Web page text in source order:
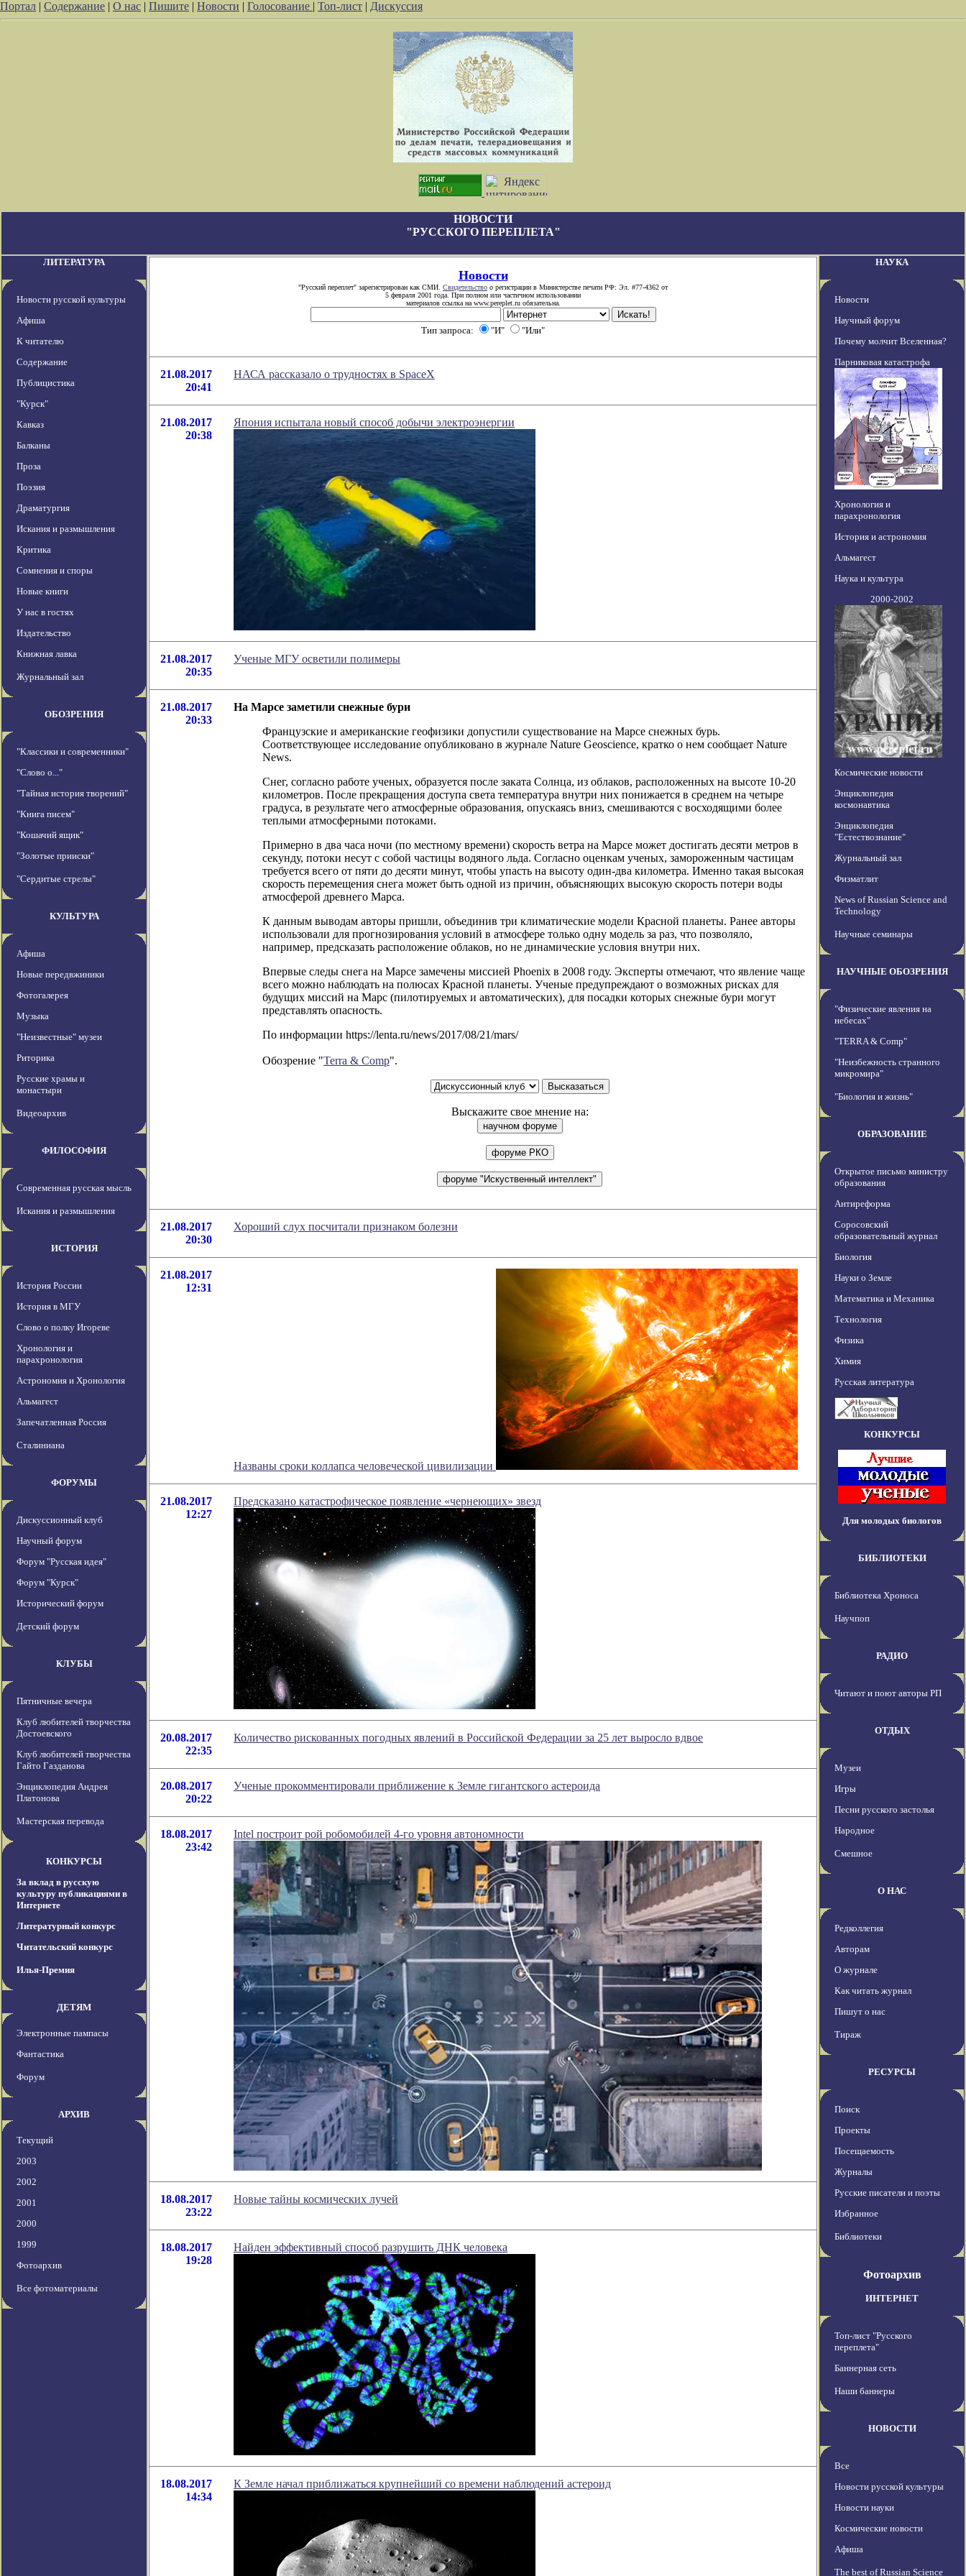
Портал | Содержание | О нас | Пишите | Новости | Голосование | Топ-лист | Дискуссия
НОВОСТИ
"РУССКОГО ПЕРЕПЛЕТА"
ЛИТЕРАТУРА
Новости русской культуры
Афиша
К читателю
Содержание
Публицистика
"Курск"
Кавказ
Балканы
Проза
Поэзия
Драматургия
Искания и размышления
Критика
Сомнения и споры
Новые книги
У нас в гостях
Издательство
Книжная лавка
Журнальный зал
ОБОЗРЕНИЯ
"Классики и современники"
"Слово о..."
"Тайная история творений"
"Книга писем"
"Кошачий ящик"
"Золотые прииски"
"Сердитые стрелы"
КУЛЬТУРА
Афиша
Новые передвжиники
Фотогалерея
Музыка
"Неизвестные" музеи
Риторика
Русские храмы и
монастыри
Видеоархив
ФИЛОСОФИЯ
Современная русская мысль
Искания и размышления
ИСТОРИЯ
История России
История в МГУ
Слово о полку Игореве
Хронология и
парахронология
Астрономия и Хронология
Альмагест
Запечатленная Россия
Сталиниана
ФОРУМЫ
Дискуссионный клуб
Научный форум
Форум "Русская идея"
Форум "Курск"
Исторический форум
Детский форум
КЛУБЫ
Пятничные вечера
Клуб любителей творчества
Достоевского
Клуб любителей творчества
Гайто Газданова
Энциклопедия Андрея
Платонова
Мастерская перевода
КОНКУРСЫ
За вклад в русскую
культуру публикациями в
Интернете
Литературный конкурс
Читательский конкурс
Илья-Премия
ДЕТЯМ
Электронные пампасы
Фантастика
Форум
АРХИВ
Текущий
2003
2002
2001
2000
1999
Фотоархив
Все фотоматериалы
Новости
"Русский переплет" зарегистрирован как СМИ. Свидетельство о регистрации в Министерстве печати РФ: Эл. #77-4362 от
5 февраля 2001 года. При полном или частичном использовании
материалов ссылка на www.pereplet.ru обязательна.
Тип запроса: "И" "Или"
21.08.2017
20:41
НАСА рассказало о трудностях в SpaceX
21.08.2017
20:38
Япония испытала новый способ добычи электроэнергии
21.08.2017
20:35
Ученые МГУ осветили полимеры
21.08.2017
20:33
На Марсе заметили снежные бури
Французские и американские геофизики допустили существование на Марсе снежных бурь.
Соответствующее исследование опубликовано в журнале Nature Geoscience, кратко о нем сообщает Nature
News.
Снег, согласно работе ученых, образуется после заката Солнца, из облаков, расположенных на высоте 10-20
километров. После прекращения доступа света температура внутри них понижается в среднем на четыре
градуса, в результате чего атмосферные образования, опускаясь вниз, смешиваются с восходящими более
теплыми атмосферными потоками.
Примерно в два часа ночи (по местному времени) скорость ветра на Марсе может достигать десяти метров в
секунду, потоки несут с собой частицы водяного льда. Согласно оценкам ученых, замороженным частицам
требуется всего от пяти до десяти минут, чтобы упасть на высоту один-два километра. Именно такая высокая
скорость перемещения снега может быть одной из причин, объясняющих высокую скорость потери воды
атмосферой древнего Марса.
К данным выводам авторы пришли, объединив три климатические модели Красной планеты. Ранее авторы
использовали для прогнозирования условий в атмосфере только одну модель за раз, что позволяло,
например, предсказать расположение облаков, но не динамические условия внутри них.
Впервые следы снега на Марсе замечены миссией Phoenix в 2008 году. Эксперты отмечают, что явление чаще
всего можно наблюдать на полюсах Красной планеты. Ученые предупреждают о возможных рисках для
будущих миссий на Марс (пилотируемых и автоматических), для посадки которых снежные бури могут
представлять опасность.
По информации https://lenta.ru/news/2017/08/21/mars/
Обозрение "Terra & Comp".
Выскажите свое мнение на:
21.08.2017
20:30
Хороший слух посчитали признаком болезни
21.08.2017
12:31
Названы сроки коллапса человеческой цивилизации
21.08.2017
12:27
Предсказано катастрофическое появление «чернеющих» звезд
20.08.2017
22:35
Количество рискованных погодных явлений в Российской Федерации за 25 лет выросло вдвое
20.08.2017
20:22
Ученые прокомментировали приближение к Земле гигантского астероида
18.08.2017
23:42
Intel построит рой робомобилей 4-го уровня автономности
18.08.2017
23:22
Новые тайны космических лучей
18.08.2017
19:28
Найден эффективный способ разрушить ДНК человека
18.08.2017
14:34
К Земле начал приближаться крупнейший со времени наблюдений астероид
НАУКА
Новости
Научный форум
Почему молчит Вселенная?
Парниковая катастрофа
Хронология и
парахронология
История и астрономия
Альмагест
Наука и культура
2000-2002
Космические новости
Энциклопедия
космонавтика
Энциклопедия
"Естествознание"
Журнальный зал
Физматлит
News of Russian Science and
Technology
Научные семинары
НАУЧНЫЕ ОБОЗРЕНИЯ
"Физические явления на
небесах"
"TERRA & Comp"
"Неизбежность странного
микромира"
"Биология и жизнь"
ОБРАЗОВАНИЕ
Открытое письмо министру
образования
Антиреформа
Соросовский
образовательный журнал
Биология
Науки о Земле
Математика и Механика
Технология
Физика
Химия
Русская литература
КОНКУРСЫ
Для молодых биологов
БИБЛИОТЕКИ
Библиотека Хроноса
Научпоп
РАДИО
Читают и поют авторы РП
ОТДЫХ
Музеи
Игры
Песни русского застолья
Народное
Смешное
О НАС
Редколлегия
Авторам
О журнале
Как читать журнал
Пишут о нас
Тираж
РЕСУРСЫ
Поиск
Проекты
Посещаемость
Журналы
Русские писатели и поэты
Избранное
Библиотеки
Фотоархив
ИНТЕРНЕТ
Топ-лист "Русского
переплета"
Баннерная сеть
Наши баннеры
НОВОСТИ
Все
Новости русской культуры
Новости науки
Космические новости
Афиша
The best of Russian Science